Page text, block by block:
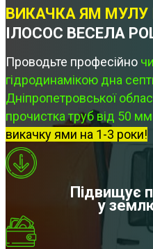
ВИКАЧКА ЯМ МУЛУ
ІЛОСОС ВЕСЕЛА
Проводьте професійно
гідродинамікою дна
Дніпропетровської
прочистка труб від 50
викачку ями на 1-3 роки!
Підвищує
у